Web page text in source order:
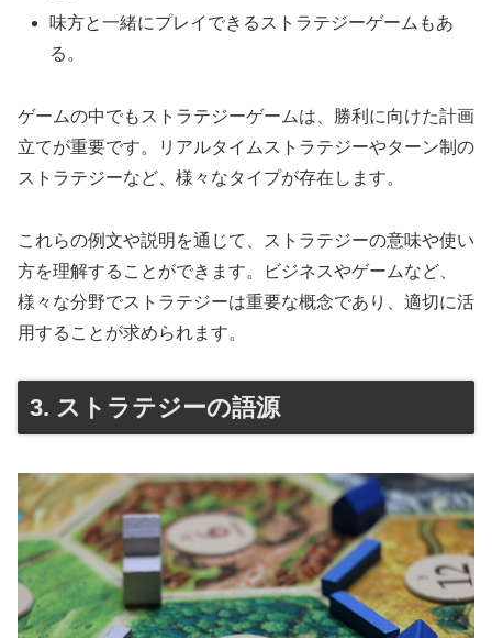
味方と一緒にプレイできるストラテジーゲームもあ
る。
ゲームの中でもストラテジーゲームは、勝利に向けた計画
立てが重要です。リアルタイムストラテジーやターン制の
ストラテジーなど、様々なタイプが存在します。
これらの例文や説明を通じて、ストラテジーの意味や使い
方を理解することができます。ビジネスやゲームなど、
様々な分野でストラテジーは重要な概念であり、適切に活
用することが求められます。
3. ストラテジーの語源